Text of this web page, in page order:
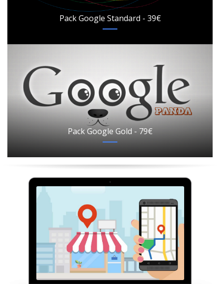
Pack Google Standard - 39€
Pack Google Gold - 79€